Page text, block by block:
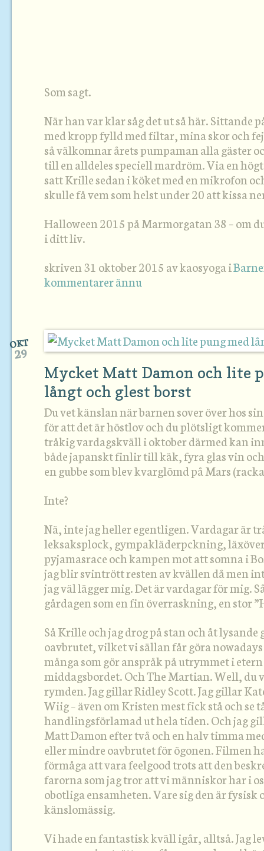
Som sagt.
När han var klar såg det ut så här. Sittande
med kropp fylld med filtar, mina skor och
så välkomnar årets pumpaman alla gäster
till en alldeles speciell mardröm. Via en
satt Krille sedan i köket med en mikrofon
skulle få vem som helst under 20 att kissa
Halloween 2015 på Marmorgatan 38 – om
i ditt liv.
skriven 31 oktober 2015 av kaosyoga i
kommentarer ännu
Mycket Matt Damon och lite
långt och glest borst
OKT
29
Du vet känslan när barnen sover över hos
för att det är höstlov och du plötsligt
tråkig vardagskväll i oktober därmed kan
både japanskt finlir till käk, fyra glas vin
en gubbe som blev kvarglömd på Mars
Inte?
Nä, inte jag heller egentligen. Vardagar är
leksaksplock, gympakläderpckning,
pyjamasrace och kampen mot att somna i
jag blir svintrött resten av kvällen då men
jag väl lägger mig. Det är vardagar för mig.
gårdagen som en fin överraskning, en stor
Så Krille och jag drog på stan och åt
oavbrutet, vilket vi sällan får göra
många som gör anspråk på utrymmet i
middagsbordet. Och The Martian. Well, du
rymden. Jag gillar Ridley Scott. Jag gillar
Wiig – även om Kristen mest fick stå och se
handlingsförlamad ut hela tiden. Och jag
Matt Damon efter två och en halv timma
eller mindre oavbrutet för ögonen. Filmen
förmåga att vara feelgood trots att den
farorna som jag tror att vi människor har i
obotliga ensamheten. Vare sig den är fysisk
känslomässig.
Vi hade en fantastisk kväll igår, alltså. Jag